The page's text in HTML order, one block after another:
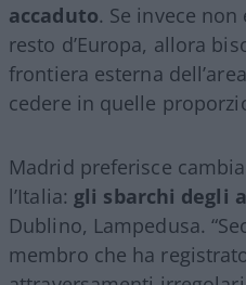
accaduto. Se invece
resto d’Europa, allora
frontiera esterna
cedere in quelle
Madrid preferisce
l’Italia: gli sbarchi degli
Dublino, Lampedusa.
membro che ha